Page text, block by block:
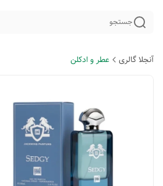
جستجو
آنجلا گالری عطر و ادکلن